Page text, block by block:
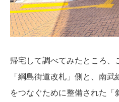
帰宅して調べてみたところ、
「綱島街道改札」側と、南武
をつなぐために整備された「